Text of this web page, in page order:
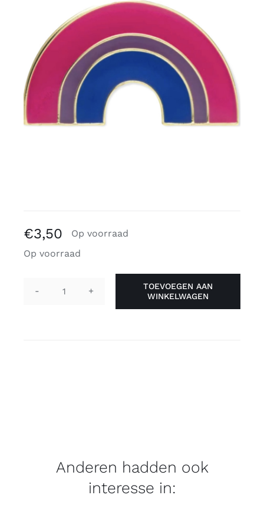
€3,50
Op voorraad
Op voorraad
TOEVOEGEN AAN
WINKELWAGEN
Anderen hadden ook
interesse in: